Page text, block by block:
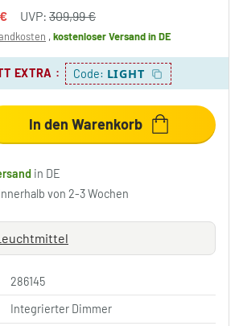
UVP: 309,99 €
,kostenloser Versandin DE
EXTRA : Code: LIGHT
In den Warenkorb
in DE
von 2-3 Wochen
286145
Integrierter Dimmer